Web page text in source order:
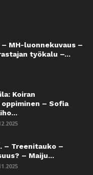
MH-luonnekuvaus –
työkalu –...
Koiran
– Sofia
– Treenitauko –
– Maiju...